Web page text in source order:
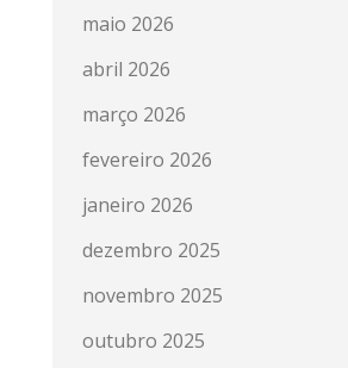
maio 2026
abril 2026
março 2026
fevereiro 2026
janeiro 2026
dezembro 2025
novembro 2025
outubro 2025